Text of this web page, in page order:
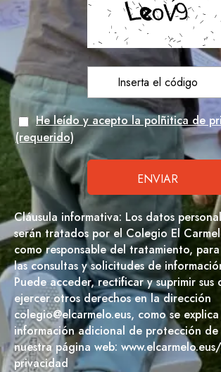
He leído y acepto la polñitica de
(requerido)
Cláusula informativa: Los datos
serán tratados por el Colegio El
como responsable del tratamiento,
las consultas y solicitudes de
Puede acceder, rectificar y suprimir sus
ejercer otros derechos en la dirección
colegio@elcarmelo.eus, como se
información adicional de protección de
nuestra página web:
privacidad